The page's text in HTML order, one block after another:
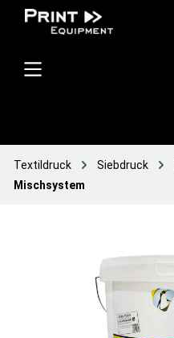
Textildruck Siebdruck
Mischsystem